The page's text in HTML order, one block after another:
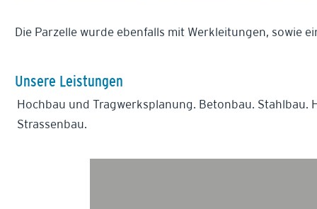
Die Parzelle wurde ebenfalls mit Werkleitungen, sowie
Unsere Leistungen
Hochbau und Tragwerksplanung. Betonbau.
Strassenbau.